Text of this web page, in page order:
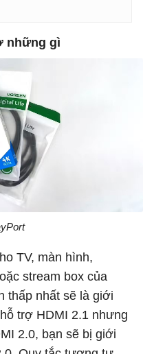
những gì
TV, màn hình,
stream box của
thấp nhất sẽ là giới
trợ HDMI 2.1 nhưng
2.0, bạn sẽ bị giới